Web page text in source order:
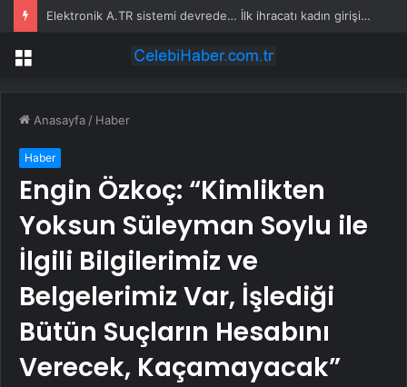
Elektronik A.TR sistemi devrede… İlk ihracatı kadın girişimci gerçekleştirdi
Menü
Anasayfa / Haber
Haber
Engin Özkoç: “Kimlikten
Yoksun Süleyman Soylu ile
İlgili Bilgilerimiz ve
Belgelerimiz Var, İşlediği
Bütün Suçların Hesabını
Verecek, Kaçamayacak”